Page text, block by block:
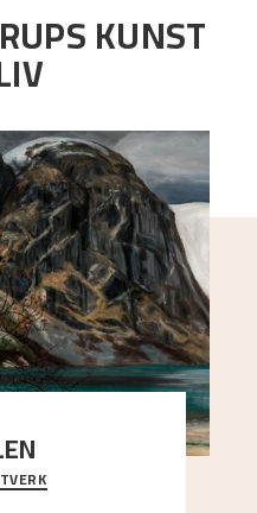
KUNST
bildeflaten, og står i
rognetreet ute